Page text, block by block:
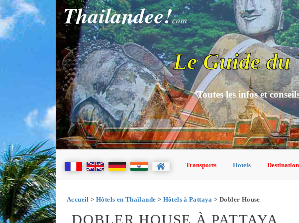
Thailandee!com
Le Guide du
Toutes les infos et
Transports Hotels
Accueil > Hôtels en Thaïlande > Hôtels à Pattaya > Dobler House
DOBLER HOUSE À PATTAYA